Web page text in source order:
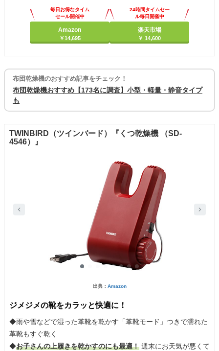
毎日お得なタイム
セール開催中
Amazon
￥14,695
24時間タイムセー
ル毎日開催中
楽天市場
￥ 14,600
布団乾燥機のおすすめ記事をチェック！
布団乾燥機おすすめ【173名に調査】小型・軽量・静音タイプ
も
TWINBIRD（ツインバード）『くつ乾燥機 （SD-
4546）』
出典： Amazon
ジメジメの靴をカラッと快適に！
◆雨や雪などで湿った革靴を乾かす「革靴モード」つきで濡れた
革靴もすぐ乾く
◆お子さんの上履きを乾かすのにも最適！ 週末にお天気が悪くて